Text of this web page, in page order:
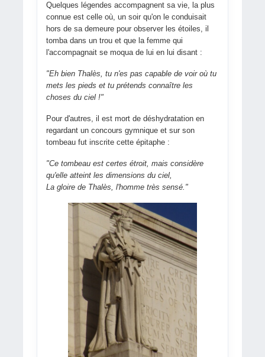
Quelques légendes accompagnent sa vie, la plus
connue est celle où, un soir qu'on le conduisait
hors de sa demeure pour observer les étoiles, il
tomba dans un trou et que la femme qui
l'accompagnait se moqua de lui en lui disant :
"Eh bien Thalès, tu n'es pas capable de voir où tu
mets les pieds et tu prétends connaître les
choses du ciel !"
Pour d'autres, il est mort de déshydratation en
regardant un concours gymnique et sur son
tombeau fut inscrite cette épitaphe :
"Ce tombeau est certes étroit, mais considère
qu'elle atteint les dimensions du ciel,
La gloire de Thalès, l'homme très sensé."